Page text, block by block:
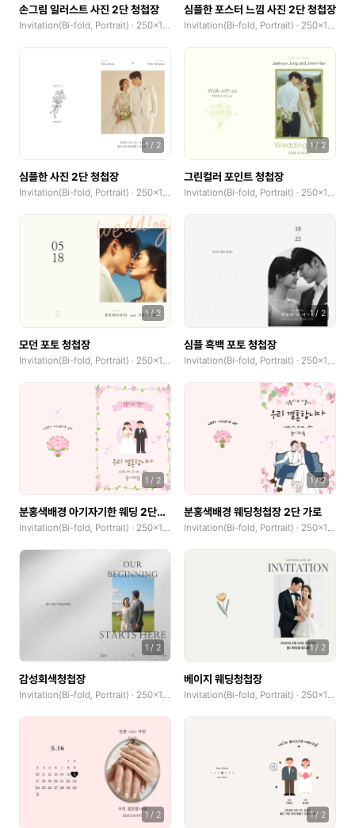
손그림 일러스트 사진 2단 청첩장
Invitation(Bi-fold, Portrait) · 250x185mm
심플한 포스터 느낌 사진 2단 청첩장
Invitation(Bi-fold, Portrait) · 250x185mm
1 / 2
심플한 사진 2단 청첩장
Invitation(Bi-fold, Portrait) · 250x185mm
1/2
그린컬러 포인트 청첩장
Invitation(Bi-fold, Portrait) · 250x185mm
1/2
모던 포토 청첩장
1 / 2
심플 흑백 포토 청첩장
1 / 2
분홍색배경 아기자기한 웨딩 2단청첩장
1 /2
분홍색배경 웨딩청첩장 2단 가로
1 / 2
감성회색청첩장
1/ 2
베이지 웨딩청첩장
1 / 2 1/ 2